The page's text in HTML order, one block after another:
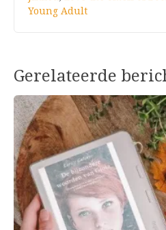
Young Adult
Gerelateerde